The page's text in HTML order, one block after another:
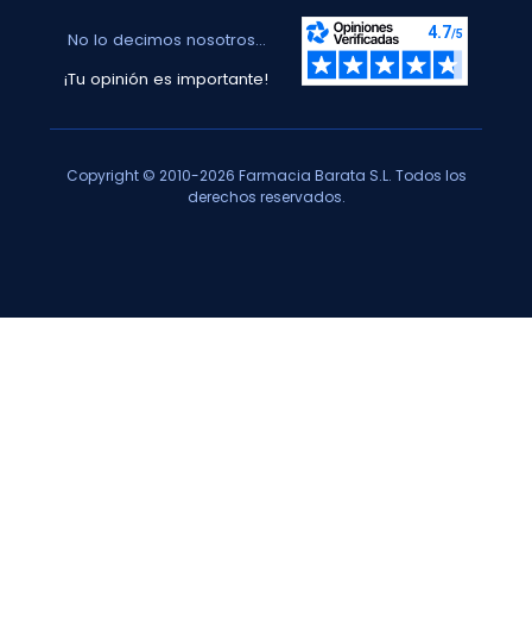
No lo decimos nosotros...
¡Tu opinión es importante!
Copyright © 2010-2026 Farmacia Barata S.L. Todos los
derechos reservados.